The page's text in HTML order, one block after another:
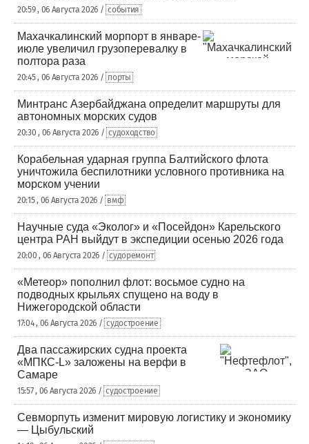
20:59 , 06 Августа 2026 / события
Махачкалинский морпорт в январе-
июле увеличил грузоперевалку в
полтора раза
20:45 , 06 Августа 2026 / порты
Минтранс Азербайджана определит маршруты для
автономных морских судов
20:30 , 06 Августа 2026 / судоходство
Корабельная ударная группа Балтийского флота
уничтожила беспилотники условного противника на
морском учении
20:15 , 06 Августа 2026 / вмф
Научные суда «Эколог» и «Посейдон» Карельского
центра РАН выйдут в экспедиции осенью 2026 года
20:00 , 06 Августа 2026 / судоремонт
«Метеор» пополнил флот: восьмое судно на
подводных крыльях спущено на воду в
Нижегородской области
17:04 , 06 Августа 2026 / судостроение
Два пассажирских судна проекта
«МПКС-L» заложены на верфи в
Самаре
15:57 , 06 Августа 2026 / судостроение
Севморпуть изменит мировую логистику и экономику
— Цыбульский